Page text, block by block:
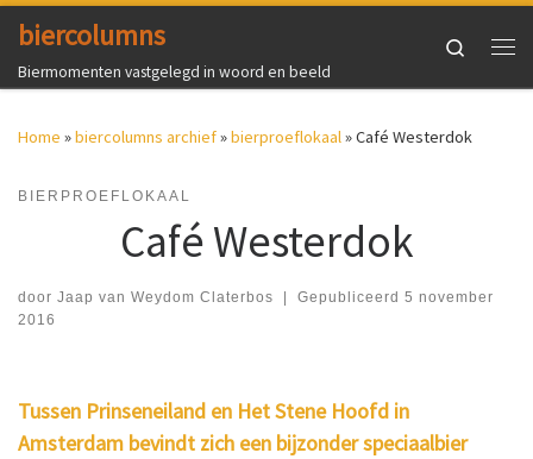
Ga naar inhoud
biercolumns
Biermomenten vastgelegd in woord en beeld
Search
Home »biercolumns archief»bierproeflokaal »Café Westerdok
BIERPROEFLOKAAL
Café Westerdok
door Jaap van Weydom Claterbos Gepubliceerd 5 november
2016
Tussen Prinseneiland en Het Stene Hoofd in
Amsterdam bevindt zich een bijzonder speciaalbier